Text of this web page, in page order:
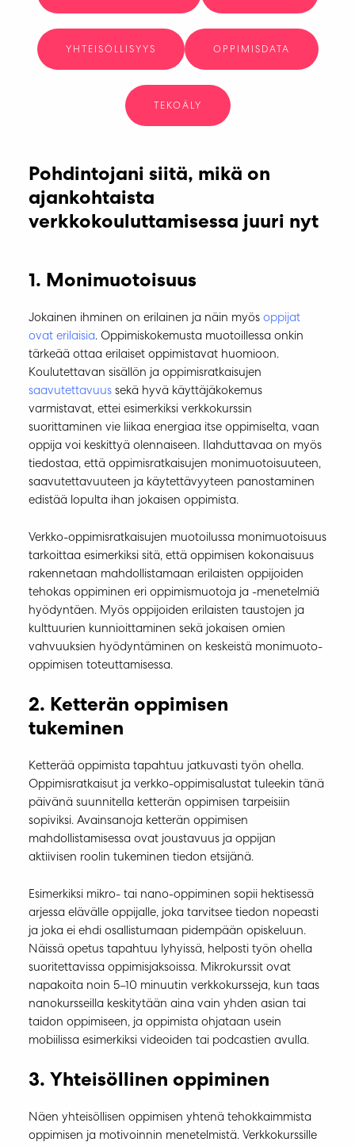
YHTEISÖLLISYYS OPPIMISDATA
TEKOÄLY
Pohdintojani siitä, mikä on
ajankohtaista
verkkokouluttamisessa juuri nyt
1. Monimuotoisuus
Jokainen ihminen on erilainen ja näin myös oppijat
ovat erilaisia. Oppimiskokemusta muotoillessa onkin
tärkeää ottaa erilaiset oppimistavat huomioon.
Koulutettavan sisällön ja oppimisratkaisujen
saavutettavuus sekä hyvä käyttäjäkokemus
varmistavat, ettei esimerkiksi verkkokurssin
suorittaminen vie liikaa energiaa itse oppimiselta, vaan
oppija voi keskittyä olennaiseen. Ilahduttavaa on myös
tiedostaa, että oppimisratkaisujen monimuotoisuuteen,
saavutettavuuteen ja käytettävyyteen panostaminen
edistää lopulta ihan jokaisen oppimista.
Verkko-oppimisratkaisujen muotoilussa monimuotoisuus
tarkoittaa esimerkiksi sitä, että oppimisen kokonaisuus
rakennetaan mahdollistamaan erilaisten oppijoiden
tehokas oppiminen eri oppimismuotoja ja -menetelmiä
hyödyntäen. Myös oppijoiden erilaisten taustojen ja
kulttuurien kunnioittaminen sekä jokaisen omien
vahvuuksien hyödyntäminen on keskeistä monimuoto-
oppimisen toteuttamisessa.
2. Ketterän oppimisen
tukeminen
Ketterää oppimista tapahtuu jatkuvasti työn ohella.
Oppimisratkaisut ja verkko-oppimisalustat tuleekin tänä
päivänä suunnitella ketterän oppimisen tarpeisiin
sopiviksi. Avainsanoja ketterän oppimisen
mahdollistamisessa ovat joustavuus ja oppijan
aktiivisen roolin tukeminen tiedon etsijänä.
Esimerkiksi mikro- tai nano-oppiminen sopii hektisessä
arjessa elävälle oppijalle, joka tarvitsee tiedon nopeasti
ja joka ei ehdi osallistumaan pidempään opiskeluun.
Näissä opetus tapahtuu lyhyissä, helposti työn ohella
suoritettavissa oppimisjaksoissa. Mikrokurssit ovat
napakoita noin 5–10 minuutin verkkokursseja, kun taas
nanokursseilla keskitytään aina vain yhden asian tai
taidon oppimiseen, ja oppimista ohjataan usein
mobiilissa esimerkiksi videoiden tai podcastien avulla.
3. Yhteisöllinen oppiminen
Näen yhteisöllisen oppimisen yhtenä tehokkaimmista
oppimisen ja motivoinnin menetelmistä. Verkkokurssille